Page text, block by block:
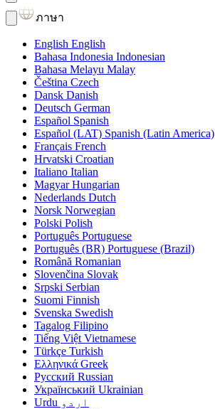
ภาษา
English English
Bahasa Indonesia Indonesian
Bahasa Melayu Malay
Čeština Czech
Dansk Danish
Deutsch German
Español Spanish
Español (LAT) Spanish (Latin America)
Français French
Hrvatski Croatian
Italiano Italian
Magyar Hungarian
Nederlands Dutch
Norsk Norwegian
Polski Polish
Português Portuguese
Português (BR) Portuguese (Brazil)
Română Romanian
Slovenčina Slovak
Srpski Serbian
Suomi Finnish
Svenska Swedish
Tagalog Filipino
Tiếng Việt Vietnamese
Türkçe Turkish
Ελληνικά Greek
Русский Russian
Український Ukrainian
اردو Urdu